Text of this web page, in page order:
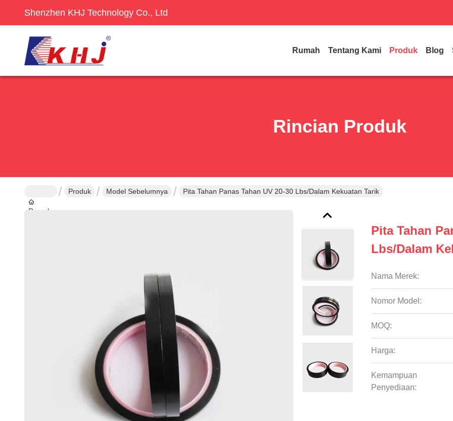
Shenzhen KHJ Technology Co., Ltd
Rumah Tentang Kami Produk Blog
Rincian Produk
Rumah
Produk Model Sebelumnya Pita Tahan Panas Tahan UV 20-30 Lbs/dalam Kekuatan Tarik
Pita Tahan
Lbs/dalam
Nama Merek:
Nomor Model:
MOQ:
Harga:
Kemampuan
Penyediaan: